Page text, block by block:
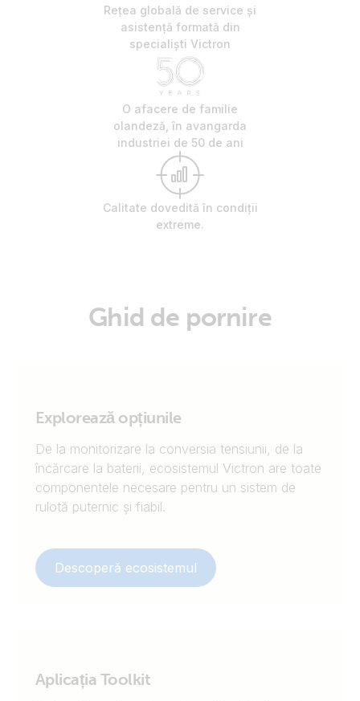
Rețea globală de service și
asistență formată din
specialiști Victron
O afacere de familie
olandeză, în avangarda
industriei de 50 de ani
Calitate dovedită în condiții
extreme.
Ghid de pornire
Explorează opțiunile
De la monitorizare la conversia tensiunii, de la
încărcare la baterii, ecosistemul Victron are toate
componentele necesare pentru un sistem de
rulotă puternic și fiabil.
Descoperă ecosistemul
Aplicația Toolkit